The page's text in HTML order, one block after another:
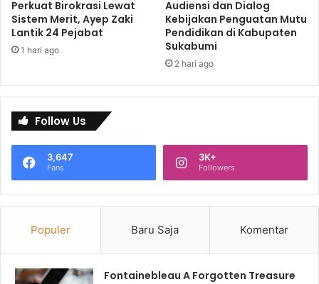
Perkuat Birokrasi Lewat
Sistem Merit, Ayep Zaki
Lantik 24 Pejabat
1 hari ago
Audiensi dan Dialog
Kebijakan Penguatan Mutu
Pendidikan di Kabupaten
Sukabumi
2 hari ago
Follow Us
3,647
Fans
3K+
Followers
Populer Baru Saja Komentar
Fontainebleau A Forgotten Treasure